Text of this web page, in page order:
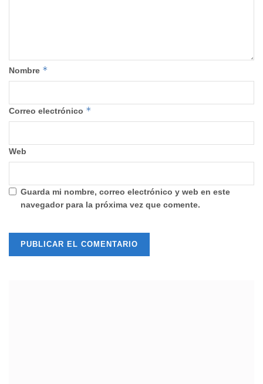
Nombre *
Correo electrónico *
Web
Guarda mi nombre, correo electrónico y web en este
navegador para la próxima vez que comente.